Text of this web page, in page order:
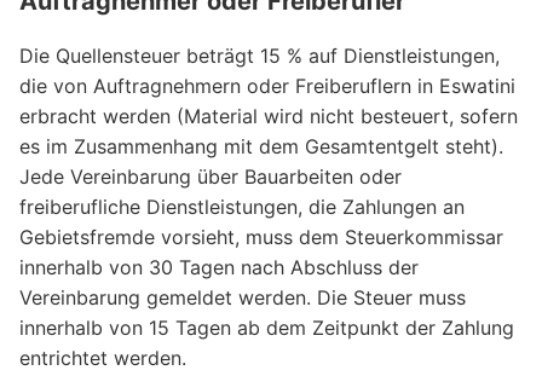
Die Quellensteuer beträgt 15 % auf Dienstleistungen,
die von Auftragnehmern oder Freiberuflern in Eswatini
erbracht werden (Material wird nicht besteuert, sofern
es im Zusammenhang mit dem Gesamtentgelt steht).
Jede Vereinbarung über Bauarbeiten oder
freiberufliche Dienstleistungen, die Zahlungen an
Gebietsfremde vorsieht, muss dem Steuerkommissar
innerhalb von 30 Tagen nach Abschluss der
Vereinbarung gemeldet werden. Die Steuer muss
innerhalb von 15 Tagen ab dem Zeitpunkt der Zahlung
entrichtet werden.